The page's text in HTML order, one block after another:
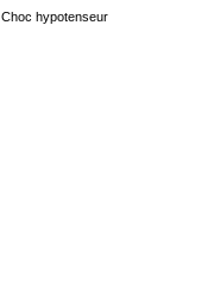
Choc hypotenseur